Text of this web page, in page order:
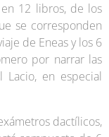
en 12 libros, de los
se corresponden
de Eneas y los 6
por narrar las
Lacio, en especial
dactílicos,